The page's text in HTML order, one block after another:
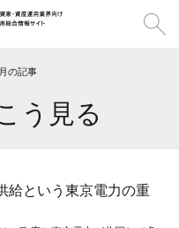
の記事
う見る
給という東京電力の重